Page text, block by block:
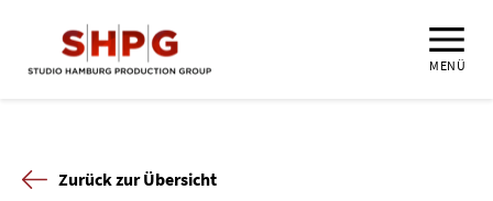
MENÜ
Zurück zur Übersicht